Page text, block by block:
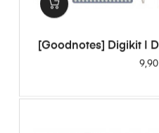
[Goodnotes] Digikit |
Preis